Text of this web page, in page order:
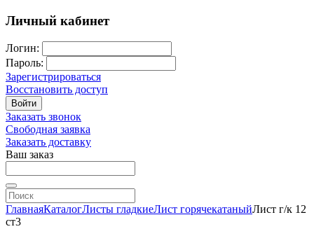
Личный кабинет
Логин:
Пароль:
Зарегистрироваться
Восстановить доступ
Войти
Заказать звонок
Свободная заявка
Заказать доставку
Ваш заказ
ГлавнаяКаталогЛисты гладкиеЛист горячекатаныйЛист г/к 12
ст3